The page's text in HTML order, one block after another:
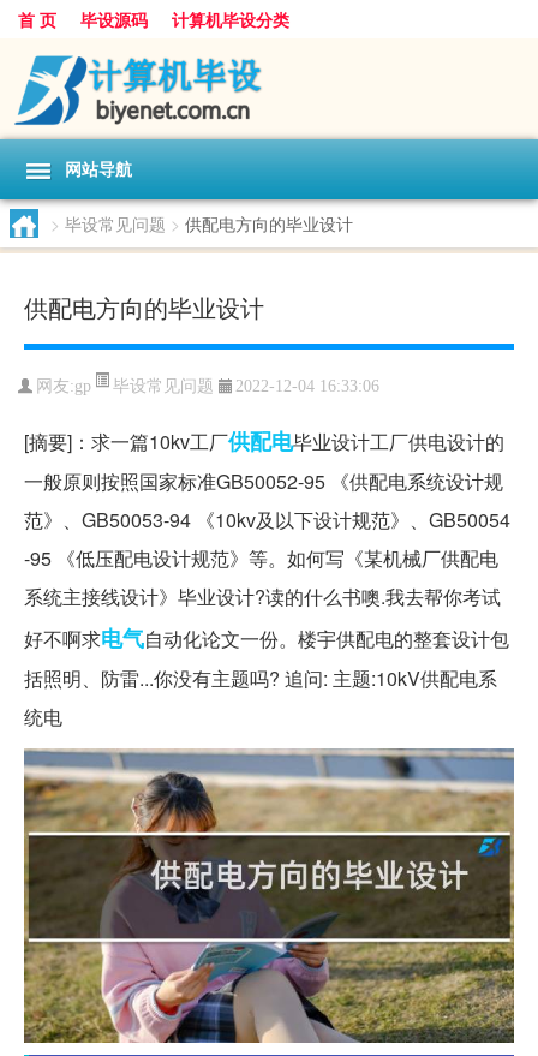
首 页 毕设源码 计算机毕设分类
网站导航
> 毕设常见问题 > 供配电方向的毕业设计
供配电方向的毕业设计
网友:gp 毕设常见问题 2022-12-04 16:33:06
[摘要]：求一篇10kv工厂供配电毕业设计工厂供电设计的
一般原则按照国家标准GB50052-95 《供配电系统设计规
范》、GB50053-94 《10kv及以下设计规范》、GB50054
-95 《低压配电设计规范》等。如何写《某机械厂供配电
系统主接线设计》毕业设计?读的什么书噢.我去帮你考试
好不啊求电气自动化论文一份。楼宇供配电的整套设计包
括照明、防雷...你没有主题吗? 追问: 主题:10kV供配电系
统电